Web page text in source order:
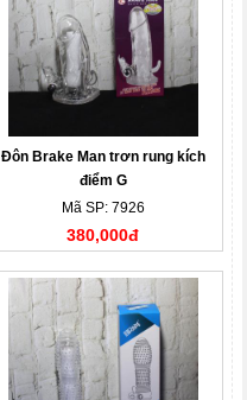
Đôn Brake Man trơn rung kích
điểm G
Mã SP: 7926
380,000đ